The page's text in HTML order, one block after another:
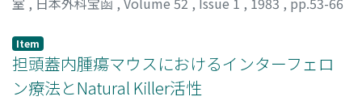
MIKI, KIICHIRO
Item
担頭蓋内腫瘍マウスにおけるインターフェロ
ン療法とNatural Killer活性